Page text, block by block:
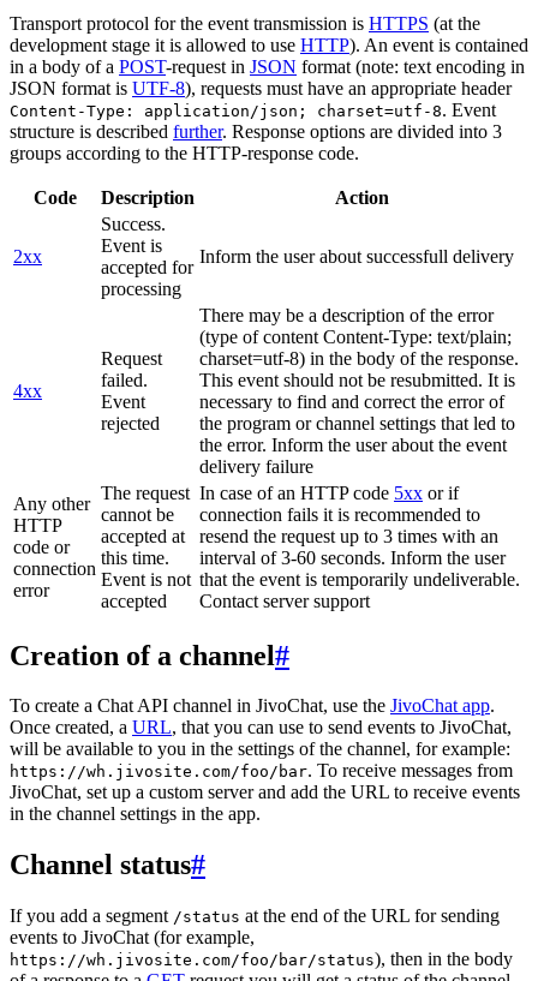
Transport protocol for the event transmission is HTTPS (at the
development stage it is allowed to use HTTP). An event is contained
in a body of a POST-request in JSON format (note: text encoding in
JSON format is UTF-8), requests must have an appropriate header
Content-Type: application/json; charset=utf-8. Event
structure is described further. Response options are divided into 3
groups according to the HTTP-response code.
Code Description Action
2xx
Success.
Event is
accepted for
processing
Inform the user about successfull delivery
4xx
Request
failed.
Event
rejected
There may be a description of the error
(type of content Content-Type: text/plain;
charset=utf-8) in the body of the response.
This event should not be resubmitted. It is
necessary to find and correct the error of
the program or channel settings that led to
the error. Inform the user about the event
delivery failure
Any other
HTTP
code or
connection
error
The request
cannot be
accepted at
this time.
Event is not
accepted
In case of an HTTP code 5xx or if
connection fails it is recommended to
resend the request up to 3 times with an
interval of 3-60 seconds. Inform the user
that the event is temporarily undeliverable.
Contact server support
Creation of a channel#
To create a Chat API channel in JivoChat, use the JivoChat app.
Once created, a URL, that you can use to send events to JivoChat,
will be available to you in the settings of the channel, for example:
https://wh.jivosite.com/foo/bar. To receive messages from
JivoChat, set up a custom server and add the URL to receive events
in the channel settings in the app.
Channel status#
If you add a segment /status at the end of the URL for sending
events to JivoChat (for example,
https://wh.jivosite.com/foo/bar/status), then in the body